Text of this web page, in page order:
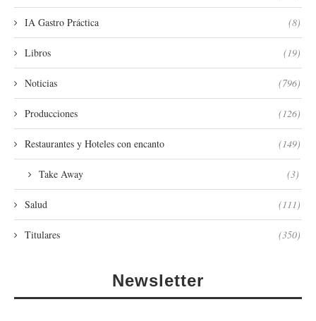
IA Gastro Práctica (8)
Libros (19)
Noticias (796)
Producciones (126)
Restaurantes y Hoteles con encanto (149)
Take Away (3)
Salud (111)
Titulares (350)
Newsletter